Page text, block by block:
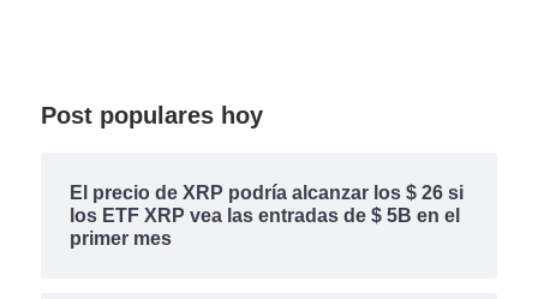
Post populares hoy
El precio de XRP podría alcanzar los $ 26 si
los ETF XRP vea las entradas de $ 5B en el
primer mes